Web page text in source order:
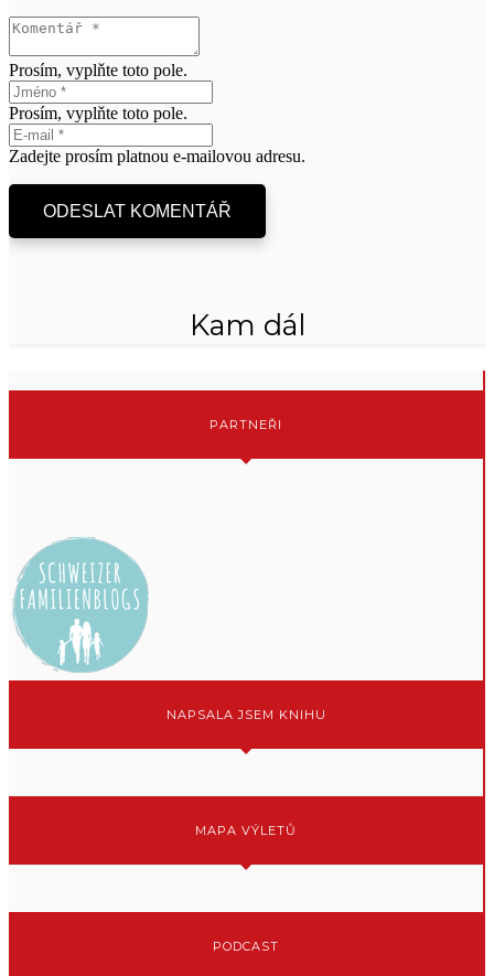
Prosím, vyplňte toto pole.
Prosím, vyplňte toto pole.
Zadejte prosím platnou e-mailovou adresu.
ODESLAT KOMENTÁŘ
Kam dál
PARTNEŘI
NAPSALA JSEM KNIHU
MAPA VÝLETŮ
PODCAST